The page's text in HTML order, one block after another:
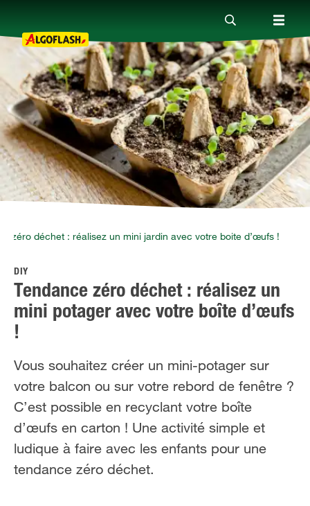
Nos produits
Conseils
Thèmes
Qui sommes-nous ?
Promotions
zéro déchet : réalisez un mini jardin avec votre boite d’œufs !
DIY
Tendance zéro déchet : réalisez un
mini potager avec votre boîte d’œufs
!
Vous souhaitez créer un mini-potager sur
votre balcon ou sur votre rebord de fenêtre ?
C’est possible en recyclant votre boîte
d’œufs en carton ! Une activité simple et
ludique à faire avec les enfants pour une
tendance zéro déchet.